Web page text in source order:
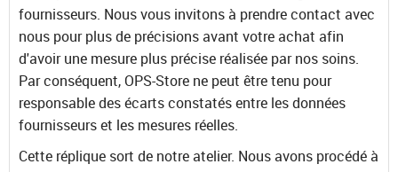
fournisseurs. Nous vous invitons à prendre contact avec
nous pour plus de précisions avant votre achat afin
d'avoir une mesure plus précise réalisée par nos soins.
Par conséquent, OPS-Store ne peut être tenu pour
responsable des écarts constatés entre les données
fournisseurs et les mesures réelles.
Cette réplique sort de notre atelier. Nous avons procédé à